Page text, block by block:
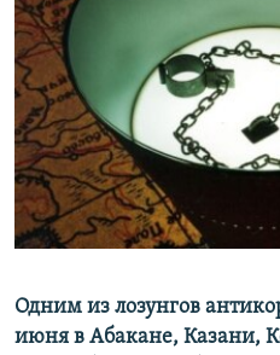
СИБИРЬ.РЕАЛИИ
РАСПИСАНИЕ ВЕЩАНИЯ
ПОДПИШИТЕСЬ НА
СОЦИАЛЬНЫЕ СЕТИ
Все сайты РСЕ/РС
Одним из лозунгов
июня в Абакане, Казани,